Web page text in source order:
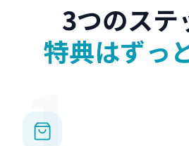
3つのステ
特典はずっ